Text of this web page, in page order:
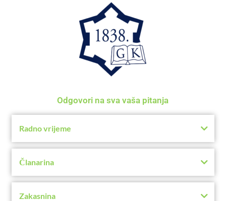
Odgovori na sva vaša pitanja
Radno vrijeme
Članarina
Zakasnina